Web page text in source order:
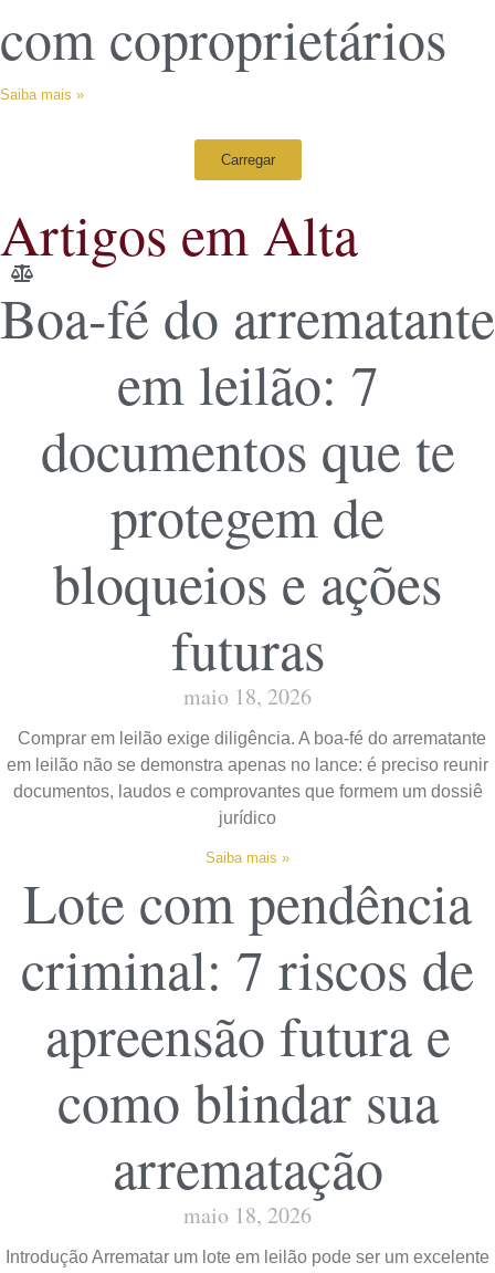
com coproprietários
Saiba mais »
Carregar
Artigos em Alta
Boa-fé do arrematante
em leilão: 7
documentos que te
protegem de
bloqueios e ações
futuras
maio 18, 2026
Comprar em leilão exige diligência. A boa-fé do arrematante
em leilão não se demonstra apenas no lance: é preciso reunir
documentos, laudos e comprovantes que formem um dossiê
jurídico
Saiba mais »
Lote com pendência
criminal: 7 riscos de
apreensão futura e
como blindar sua
arrematação
maio 18, 2026
Introdução Arrematar um lote em leilão pode ser um excelente